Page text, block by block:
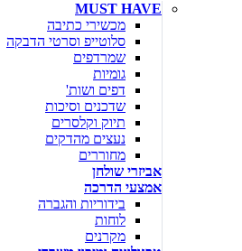
MUST HAVE
מכשירי כתיבה
סלוטייפ וסרטי הדבקה
שמרדפים
גומיות
דפים ושות'
שדכנים וסיכות
תיוק וקלסרים
נעצים מהדקים
מחוררים
אביזרי שולחן
אמצעי הדרכה
בידוריות והגברה
לוחות
מקרנים